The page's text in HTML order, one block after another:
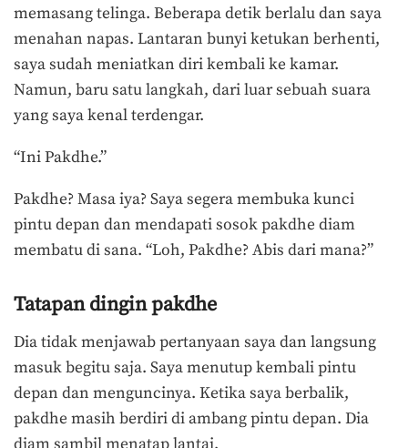
memasang telinga. Beberapa detik berlalu dan saya
menahan napas. Lantaran bunyi ketukan berhenti,
saya sudah meniatkan diri kembali ke kamar.
Namun, baru satu langkah, dari luar sebuah suara
yang saya kenal terdengar.
“Ini Pakdhe.”
Pakdhe? Masa iya? Saya segera membuka kunci
pintu depan dan mendapati sosok pakdhe diam
membatu di sana. “Loh, Pakdhe? Abis dari mana?”
Tatapan dingin pakdhe
Dia tidak menjawab pertanyaan saya dan langsung
masuk begitu saja. Saya menutup kembali pintu
depan dan menguncinya. Ketika saya berbalik,
pakdhe masih berdiri di ambang pintu depan. Dia